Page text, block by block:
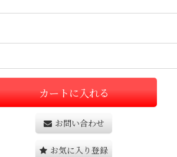
カートに入れる
お問い合わせ
お気に入り登録